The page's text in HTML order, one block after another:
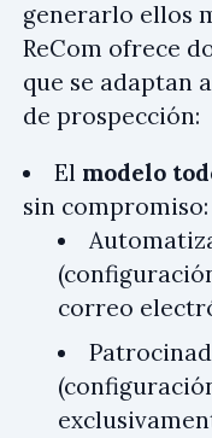
generarlo ellos
ReCom ofrece
que se adaptan
de prospección:
El modelo
sin compromiso:
correo